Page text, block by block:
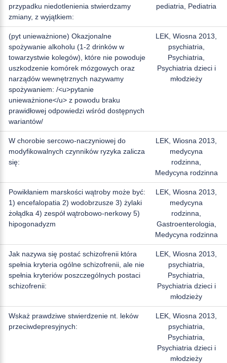
przypadku niedotlenienia stwierdzamy
zmiany, z wyjątkiem:
pediatria, Pediatria
(pyt unieważnione) Okazjonalne
spożywanie alkoholu (1-2 drinków w
towarzystwie kolegów), które nie powoduje
uszkodzenie komórek mózgowych oraz
narządów wewnętrznych nazywamy
spożywaniem: /<u>pytanie
unieważnione</u> z powodu braku
prawidłowej odpowiedzi wśród dostępnych
wariantów/
LEK, Wiosna 2013,
psychiatria,
Psychiatria,
Psychiatria dzieci i
młodzieży
W chorobie sercowo-naczyniowej do
modyfikowalnych czynników ryzyka zalicza
się:
LEK, Wiosna 2013,
medycyna
rodzinna,
Medycyna rodzinna
Powikłaniem marskości wątroby może być:
1) encefalopatia 2) wodobrzusze 3) żylaki
żołądka 4) zespół wątrobowo-nerkowy 5)
hipogonadyzm
LEK, Wiosna 2013,
medycyna
rodzinna,
Gastroenterologia,
Medycyna rodzinna
Jak nazywa się postać schizofrenii która
spełnia kryteria ogólne schizofrenii, ale nie
spełnia kryteriów poszczególnych postaci
schizofrenii:
LEK, Wiosna 2013,
psychiatria,
Psychiatria,
Psychiatria dzieci i
młodzieży
Wskaż prawdziwe stwierdzenie nt. leków
przeciwdepresyjnych:
LEK, Wiosna 2013,
psychiatria,
Psychiatria,
Psychiatria dzieci i
młodzieży